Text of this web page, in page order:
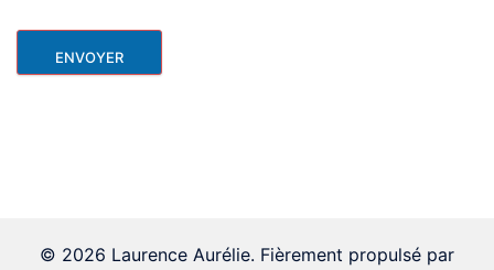
ENVOYER
© 2026 Laurence Aurélie. Fièrement propulsé par